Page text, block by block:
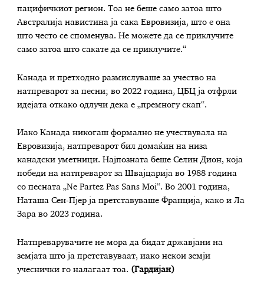
пацифичкиот регион. Тоа не беше само затоа што
Австралија навистина ја сака Евровизија, што е она
што често се споменува. Не можете да се приклучите
само затоа што сакате да се приклучите.“
Канада и претходно размислуваше за учество на
натпреварот за песни; во 2022 година, ЦБЦ ја отфрли
идејата откако одлучи дека е „премногу скап“.
Иако Канада никогаш формално не учествувала на
Евровизија, натпреварот бил домаќин на низа
канадски уметници. Најпозната беше Селин Дион, која
победи на натпреварот за Швајцарија во 1988 година
со песната „Ne Partez Pas Sans Moi“. Во 2001 година,
Наташа Сен-Пјер ја претставуваше Франција, како и Ла
Зара во 2023 година.
Натпреварувачите не мора да бидат државјани на
земјата што ја претставуваат, иако некои земји
учеснички го налагаат тоа. (Гардијан)